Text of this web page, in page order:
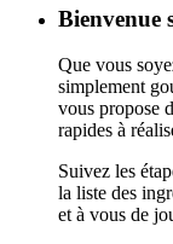
Bienvenue
Que vous
simplement
vous propose
rapides à
Suivez les
la liste des
et à vous de